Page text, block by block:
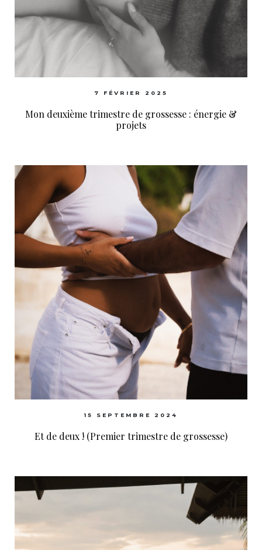
7 FÉVRIER 2025
Mon deuxième trimestre de grossesse : énergie &
projets
15 SEPTEMBRE 2024
Et de deux ! (Premier trimestre de grossesse)